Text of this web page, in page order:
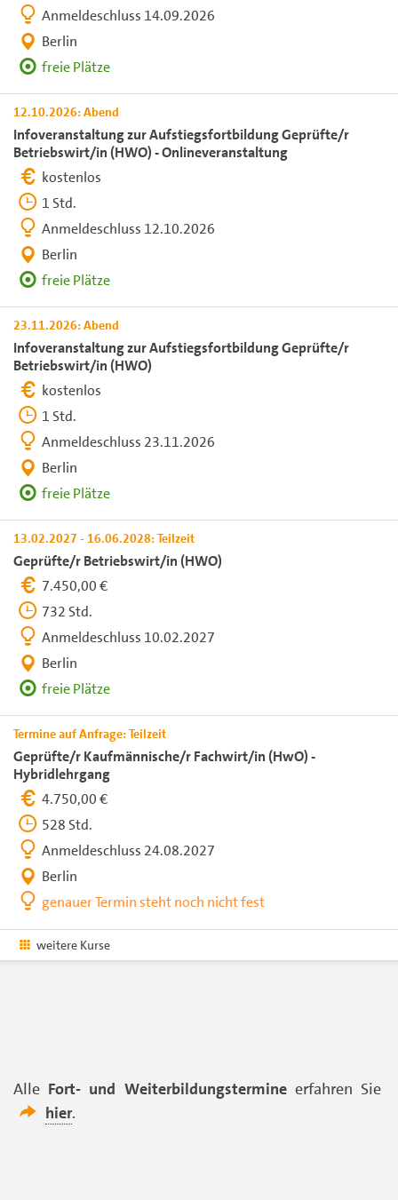
Anmeldeschluss 14.09.2026
Berlin
freie Plätze
12.10.2026: Abend
Infoveranstaltung zur Aufstiegsfortbildung Geprüfte/r
Betriebswirt/in (HWO) - Onlineveranstaltung
kostenlos
1 Std.
Anmeldeschluss 12.10.2026
Berlin
freie Plätze
23.11.2026: Abend
Infoveranstaltung zur Aufstiegsfortbildung Geprüfte/r
Betriebswirt/in (HWO)
kostenlos
1 Std.
Anmeldeschluss 23.11.2026
Berlin
freie Plätze
13.02.2027 - 16.06.2028: Teilzeit
Geprüfte/r Betriebswirt/in (HWO)
7.450,00 €
732 Std.
Anmeldeschluss 10.02.2027
Berlin
freie Plätze
Termine auf Anfrage: Teilzeit
Geprüfte/r Kaufmännische/r Fachwirt/in (HwO) -
Hybridlehrgang
4.750,00 €
528 Std.
Anmeldeschluss 24.08.2027
Berlin
genauer Termin steht noch nicht fest
weitere Kurse
Alle Fort- und Weiterbildungstermineerfahren Sie
hier.